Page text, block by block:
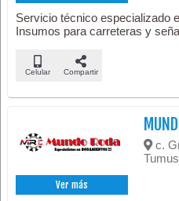
Servicio técnico especializado
Insumos para carreteras y
Celular Compartir
Ver más
c.